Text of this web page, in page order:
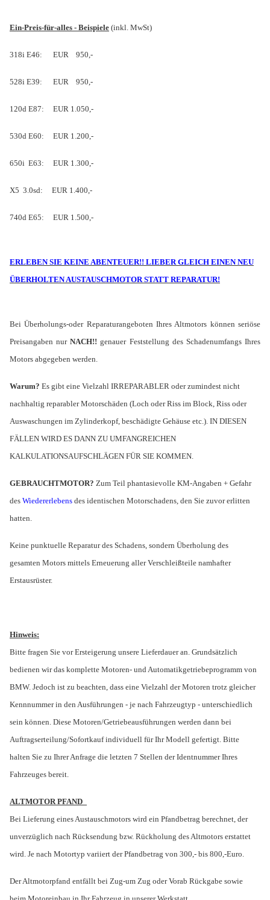
Ein-Preis-für-alles - Beispiele (inkl. MwSt)
318i E46: EUR 950,-
528i E39: EUR 950,-
120d E87: EUR 1.050,-
530d E60: EUR 1.200,-
650i E63: EUR 1.300,-
X5 3.0sd: EUR 1.400,-
740d E65: EUR 1.500,-
ERLEBEN SIE KEINE ABENTEUER!! LIEBER GLEICH EINEN NEU
ÜBERHOLTEN AUSTAUSCHMOTOR STATT REPARATUR!
Bei Überholungs-oder Reparaturangeboten Ihres Altmotors können seriöse
Preisangaben nurNACH!! genauer Feststellung des Schadenumfangs Ihres
Motors abgegeben werden.
Warum? Es gibt eine Vielzahl IRREPARABLER oder zumindest nicht
nachhaltig reparabler Motorschäden (Loch oder Riss im Block, Riss oder
Auswaschungen im Zylinderkopf, beschädigte Gehäuse etc.). IN DIESEN
FÄLLEN WIRD ES DANN ZU UMFANGREICHEN
KALKULATIONSAUFSCHLÄGEN FÜR SIE KOMMEN.
GEBRAUCHTMOTOR? Zum Teil phantasievolle KM-Angaben + Gefahr
des Wiedererlebens des identischen Motorschadens, den Sie zuvor erlitten
hatten.
Keine punktuelle Reparatur des Schadens, sondern Überholung des
gesamten Motors mittels Erneuerung aller Verschleißteile namhafter
Erstausrüster.
Hinweis:
Bitte fragen Sie vor Ersteigerung unsere Lieferdauer an. Grundsätzlich
bedienen wir das komplette Motoren- und Automatikgetriebeprogramm von
BMW. Jedoch ist zu beachten, dass eine Vielzahl der Motoren trotz gleicher
Kennnummer in den Ausführungen - je nach Fahrzeugtyp - unterschiedlich
sein können. Diese Motoren/Getriebeausführungen werden dann bei
Auftragserteilung/Sofortkauf individuell für Ihr Modell gefertigt. Bitte
halten Sie zu Ihrer Anfrage die letzten 7 Stellen der Identnummer Ihres
Fahrzeuges bereit.
ALTMOTOR PFAND_
Bei Lieferung eines Austauschmotors wird ein Pfandbetrag berechnet, der
unverzüglich nach Rücksendung bzw. Rückholung des Altmotors erstattet
wird. Je nach Motortyp variiert der Pfandbetrag von 300,- bis 800,-Euro.
Der Altmotorpfand entfällt bei Zug-um Zug oder Vorab Rückgabe sowie